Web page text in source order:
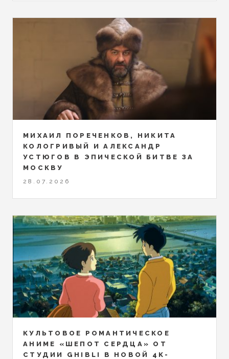
МИХАИЛ ПОРЕЧЕНКОВ, НИКИТА
КОЛОГРИВЫЙ И АЛЕКСАНДР
УСТЮГОВ В ЭПИЧЕСКОЙ БИТВЕ ЗА
МОСКВУ
28.07.2026
КУЛЬТОВОЕ РОМАНТИЧЕСКОЕ
АНИМЕ «ШЕПОТ СЕРДЦА» ОТ
СТУДИИ GHIBLI В НОВОЙ 4K-